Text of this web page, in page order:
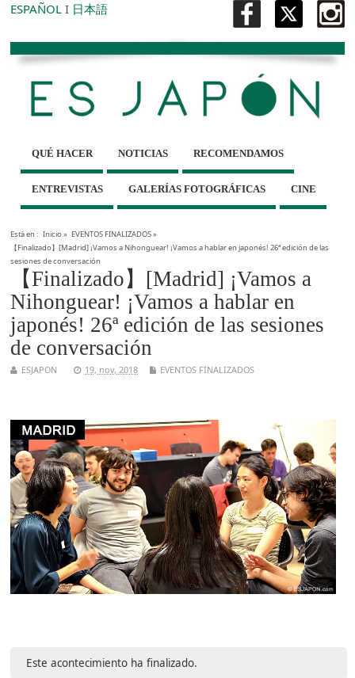
ESPAÑOL I 日本語
QUÉ HACER NOTICIAS RECOMENDAMOS
ENTREVISTAS GALERÍAS FOTOGRÁFICAS CINE
Está en : Inicio» EVENTOS FINALIZADOS»
【Finalizado】[Madrid] ¡Vamos a Nihonguear! ¡Vamos a hablar en japonés! 26ª edición de las
sesiones de conversación
【Finalizado】[Madrid] ¡Vamos a
Nihonguear! ¡Vamos a hablar en
japonés! 26ª edición de las sesiones
de conversación
ESJAPON 19, nov, 2018 EVENTOS FINALIZADOS
Este acontecimiento ha finalizado.